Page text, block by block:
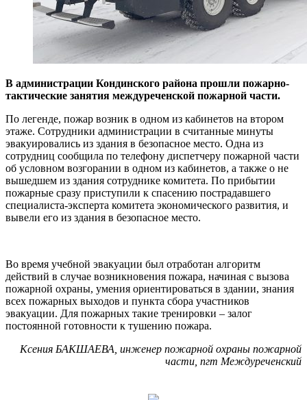
В администрации Кондинского района прошли пожарно-
тактические занятия междуреченской пожарной части.
По легенде, пожар возник в одном из кабинетов на втором
этаже. Сотрудники администрации в считанные минуты
эвакуировались из здания в безопасное место. Одна из
сотрудниц сообщила по телефону диспетчеру пожарной части
об условном возгорании в одном из кабинетов, а также о не
вышедшем из здания сотруднике комитета. По прибытии
пожарные сразу приступили к спасению пострадавшего
специалиста-эксперта комитета экономического развития, и
вывели его из здания в безопасное место.
Во время учебной эвакуации был отработан алгоритм
действий в случае возникновения пожара, начиная с вызова
пожарной охраны, умения ориентироваться в здании, знания
всех пожарных выходов и пункта сбора участников
эвакуации. Для пожарных такие тренировки – залог
постоянной готовности к тушению пожара.
Ксения БАКШАЕВА, инженер пожарной охраны пожарной
части, пгт Междуреченский